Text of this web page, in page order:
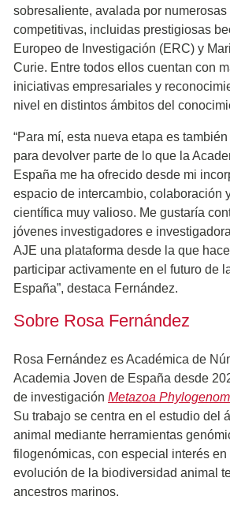
sobresaliente, avalada por numerosas
competitivas, incluidas prestigiosas
Europeo de Investigación (ERC) y
Curie. Entre todos ellos cuentan con
iniciativas empresariales y
nivel en distintos ámbitos del
“Para mí, esta nueva etapa es
para devolver parte de lo que la
España me ha ofrecido desde mi
espacio de intercambio, colaboración
científica muy valioso. Me gustaría
jóvenes investigadores e
AJE una plataforma desde la que
participar activamente en el futuro de
España”, destaca Fernández.
Sobre Rosa Fernández
Rosa Fernández es Académica de
Academia Joven de España desde
de investigación Metazoa
Su trabajo se centra en el estudio del
animal mediante herramientas
filogenómicas, con especial interés en
evolución de la biodiversidad animal
ancestros marinos.